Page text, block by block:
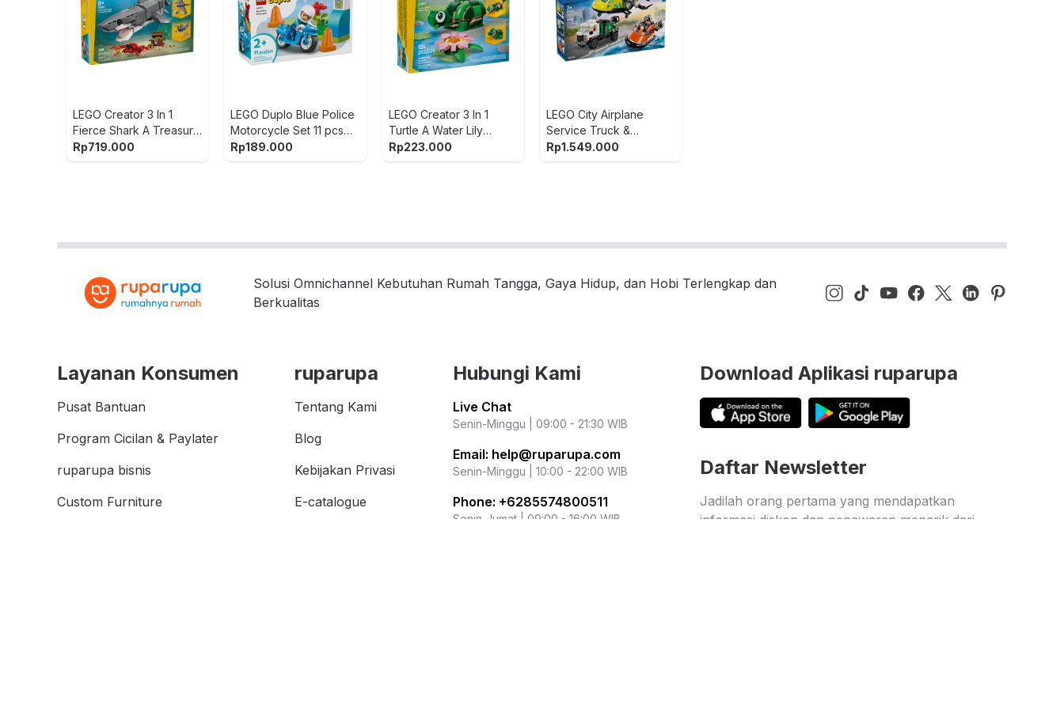
LEGO Creator 3 In 1
Fierce Shark A Treasure
Chest Set 379 pcs 31381
Rp719.000
LEGO Duplo Blue Police
Motorcycle Set 11 pcs
10471 - Biru
Rp189.000
LEGO Creator 3 In 1
Turtle A Water Lily
Flower Set 124 pcs
Rp223.000
LEGO City Airplane
Service Truck &
Hovecraft Remix Set
Rp1.549.000
Solusi Omnichannel Kebutuhan Rumah Tangga, Gaya Hidup, dan Hobi Terlengkap dan
Berkualitas
Layanan Konsumen
Pusat Bantuan
Program Cicilan & Paylater
ruparupa bisnis
Custom Furniture
ruparupa
Tentang Kami
Blog
Kebijakan Privasi
E-catalogue
Hubungi Kami
Live Chat
Senin-Minggu | 09:00 - 21:30 WIB
Email: help@ruparupa.com
Senin-Minggu | 10:00 - 22:00 WIB
Phone: +6285574800511
Senin-Jumat | 09:00 - 16:00 WIB
Download Aplikasi ruparupa
Daftar Newsletter
Jadilah orang pertama yang mendapatkan
informasi diskon dan penawaran menarik dari